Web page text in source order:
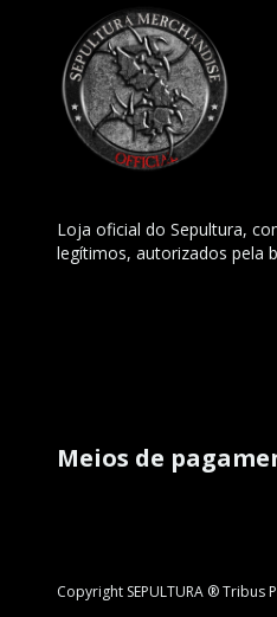
Loja oficial do Sepultura,
legítimos, autorizados pela
Meios de
Copyright SEPULTURA ®️